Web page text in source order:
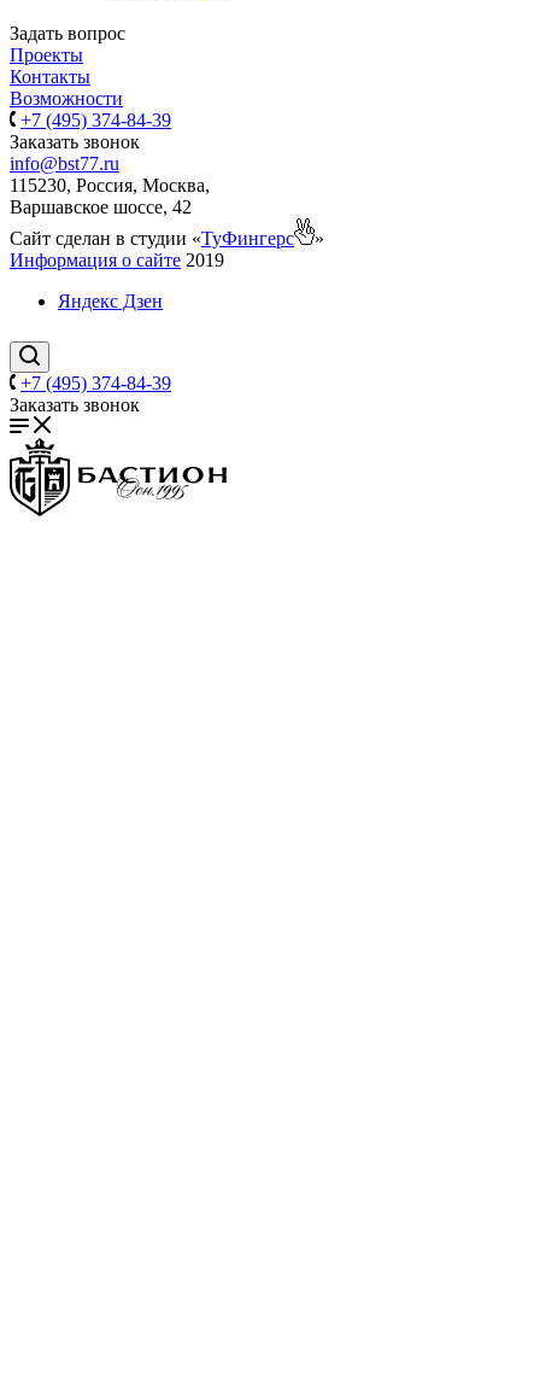
Задать вопрос
Проекты
Контакты
Возможности
+7 (495) 374-84-39
Заказать звонок
info@bst77.ru
115230, Россия, Москва,
Варшавское шоссе, 42
Сайт сделан в студии «ТуФингерс
»
Информация о сайте 2019
Яндекс Дзен
+7 (495) 374-84-39
Заказать звонок